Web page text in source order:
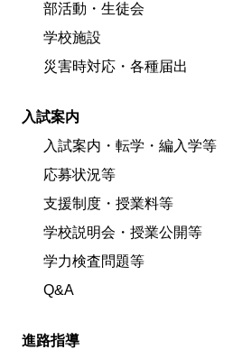
部活動・生徒会
学校施設
災害時対応・各種届出
入試案内
入試案内・転学・編入学等
応募状況等
支援制度・授業料等
学校説明会・授業公開等
学力検査問題等
Q&A
進路指導